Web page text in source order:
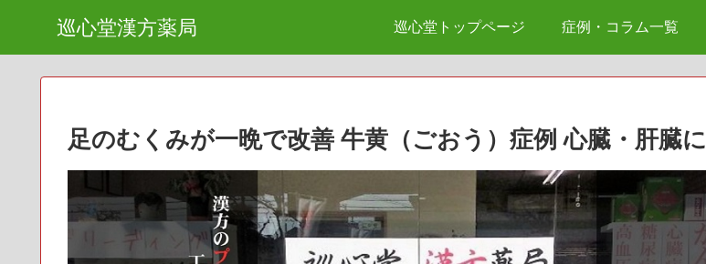
巡心堂漢方薬局 巡心堂トップページ 症例・コラム一覧
足のむくみが一晩で改善 牛黄（ごおう）症例 心臓・肝臓に